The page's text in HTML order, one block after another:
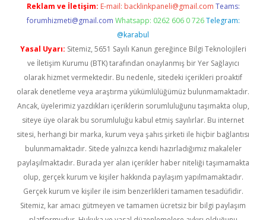
Reklam ve İletişim: E-mail: backlinkpaneli@gmail.com Teams:
forumhizmeti@gmail.com Whatsapp: 0262 606 0 726 Telegram:
@karabul
Yasal Uyarı: Sitemiz, 5651 Sayılı Kanun gereğince Bilgi Teknolojileri
ve İletişim Kurumu (BTK) tarafından onaylanmış bir Yer Sağlayıcı
olarak hizmet vermektedir. Bu nedenle, sitedeki içerikleri proaktif
olarak denetleme veya araştırma yükümlülüğümüz bulunmamaktadır.
Ancak, üyelerimiz yazdıkları içeriklerin sorumluluğunu taşımakta olup,
siteye üye olarak bu sorumluluğu kabul etmiş sayılırlar. Bu internet
sitesi, herhangi bir marka, kurum veya şahıs şirketi ile hiçbir bağlantısı
bulunmamaktadır. Sitede yalnızca kendi hazırladığımız makaleler
paylaşılmaktadır. Burada yer alan içerikler haber niteliği taşımamakta
olup, gerçek kurum ve kişiler hakkında paylaşım yapılmamaktadır.
Gerçek kurum ve kişiler ile isim benzerlikleri tamamen tesadüfidir.
Sitemiz, kar amacı gütmeyen ve tamamen ücretsiz bir bilgi paylaşım